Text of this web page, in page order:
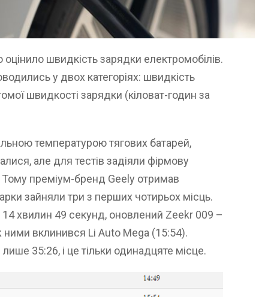
швидкість зарядки електромобілів.
у двох категоріях: швидкість
швидкості зарядки (кіловат-годин за
температурою тягових батарей,
але для тестів задіяли фірмову
преміум-бренд Geely отримав
зайняли три з перших чотирьох місць.
хвилин 49 секунд, оновлений Zeekr 009 –
вклинився Li Auto Mega (15:54).
35:26, і це тільки одинадцяте місце.